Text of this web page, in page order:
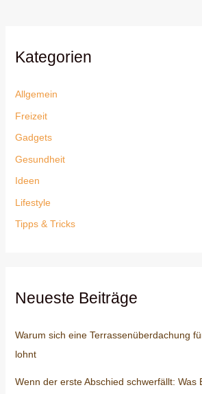
Kategorien
Allgemein
Freizeit
Gadgets
Gesundheit
Ideen
Lifestyle
Tipps & Tricks
Neueste Beiträge
Warum sich eine Terrassenüberdachung
lohnt
Wenn der erste Abschied schwerfällt: Was